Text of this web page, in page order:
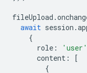
fileUpload.
await session
role :
content